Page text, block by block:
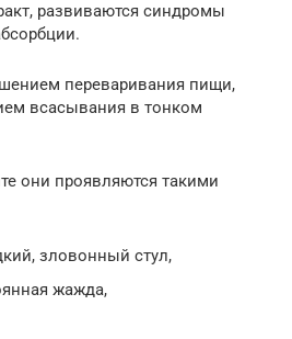
развиваются синдромы
переваривания пищи,
всасывания в тонком
они проявляются такими
зловонный стул,
жажда,